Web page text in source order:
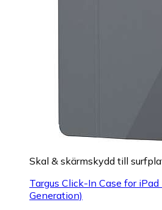
Skal & skärmskydd till
Targus Click-In Case for
Generation)